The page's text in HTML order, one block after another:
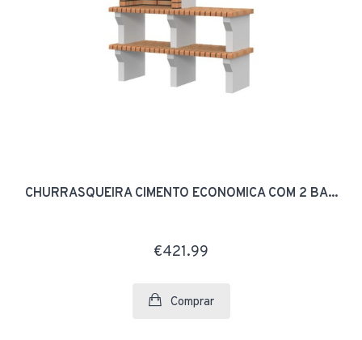
CHURRASQUEIRA CIMENTO ECONOMICA COM 2 BA...
€421.99
Comprar